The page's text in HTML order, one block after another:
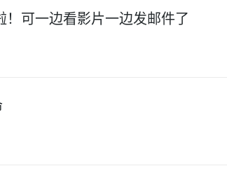
可一边看影片一边发邮件了